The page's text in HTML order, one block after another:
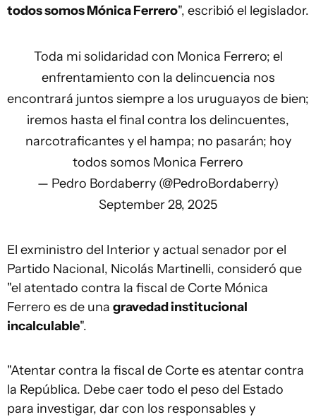
todos somos Mónica Ferrero", escribió el legislador.
Toda mi solidaridad con Monica Ferrero; el
enfrentamiento con la delincuencia nos
encontrará juntos siempre a los uruguayos de bien;
iremos hasta el final contra los delincuentes,
narcotraficantes y el hampa; no pasarán; hoy
todos somos Monica Ferrero
— Pedro Bordaberry (@PedroBordaberry)
September 28, 2025
El exministro del Interior y actual senador por el
Partido Nacional, Nicolás Martinelli, consideró que
"el atentado contra la fiscal de Corte Mónica
Ferrero es de una gravedad institucional
incalculable".
"Atentar contra la fiscal de Corte es atentar contra
la República. Debe caer todo el peso del Estado
para investigar, dar con los responsables y